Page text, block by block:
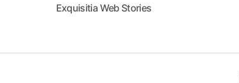
Exquisitia Web Stories